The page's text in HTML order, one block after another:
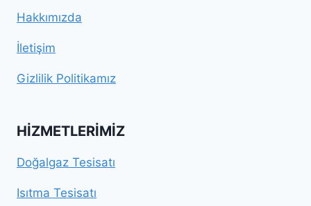
Hakkımızda
İletişim
Gizlilik Politikamız
HIZMETLERIMIZ
Doğalgaz Tesisatı
Isıtma Tesisatı